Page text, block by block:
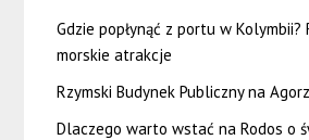
Gdzie popłynąć z portu w Kolymbii?
morskie atrakcje
Rzymski Budynek Publiczny na
Dlaczego warto wstać na Rodos o